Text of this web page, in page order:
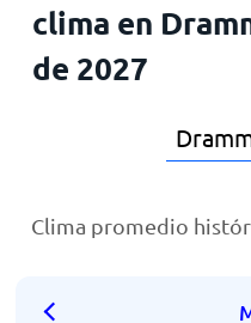
clima en
de 2027
Clima promedio